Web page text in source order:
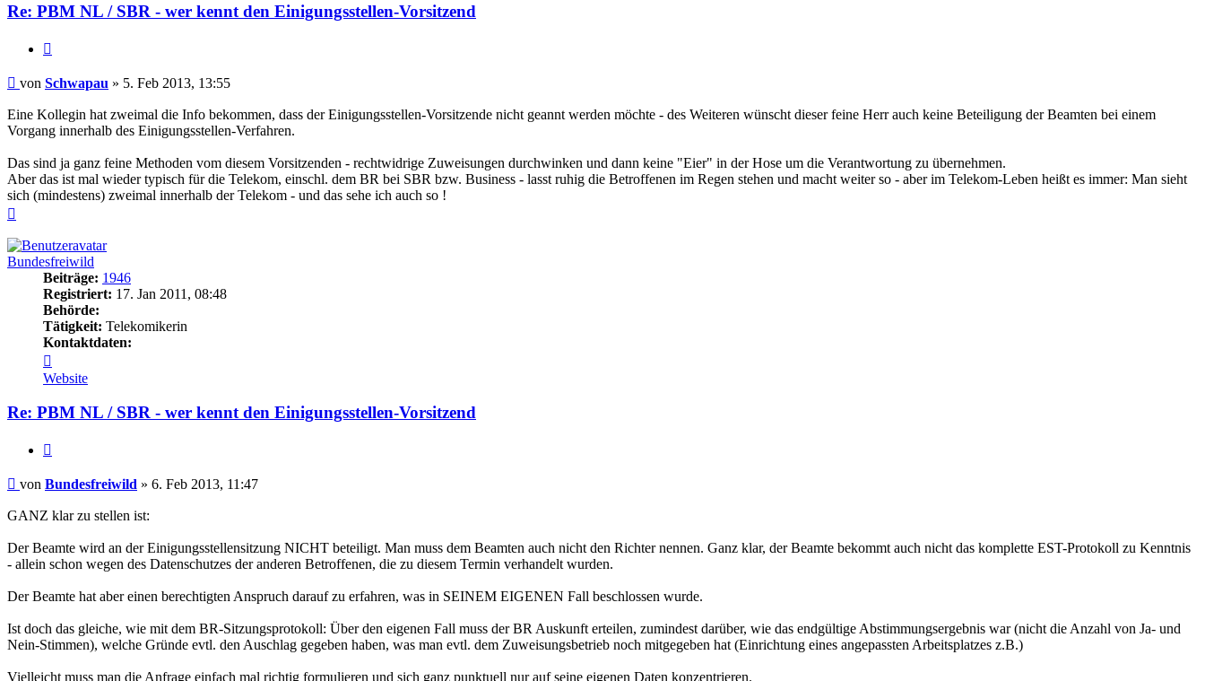
Re: PBM NL / SBR - wer kennt den Einigungsstellen-Vorsitzend
Beitrag
von Schwapau » 5. Feb 2013, 13:55
Eine Kollegin hat zweimal die Info bekommen, dass der Einigungsstellen-Vorsitzende nicht geannt werden möchte - des Weiteren wünscht dieser feine Herr auch keine Beteiligung der Beamten bei einem
Vorgang innerhalb des Einigungsstellen-Verfahren.
Das sind ja ganz feine Methoden vom diesem Vorsitzenden - rechtwidrige Zuweisungen durchwinken und dann keine "Eier" in der Hose um die Verantwortung zu übernehmen.
Aber das ist mal wieder typisch für die Telekom, einschl. dem BR bei SBR bzw. Business - lasst ruhig die Betroffenen im Regen stehen und macht weiter so - aber im Telekom-Leben heißt es immer: Man sieht
sich (mindestens) zweimal innerhalb der Telekom - und das sehe ich auch so !
Bundesfreiwild
Beiträge: 1946
Registriert: 17. Jan 2011, 08:48
Behörde:
Tätigkeit: Telekomikerin
Kontaktdaten:
von
Bundesfreiwild
Website
Re: PBM NL / SBR - wer kennt den Einigungsstellen-Vorsitzend
Beitrag
von Bundesfreiwild » 6. Feb 2013, 11:47
GANZ klar zu stellen ist:
Der Beamte wird an der Einigungsstellensitzung NICHT beteiligt. Man muss dem Beamten auch nicht den Richter nennen. Ganz klar, der Beamte bekommt auch nicht das komplette EST-Protokoll zu Kenntnis
- allein schon wegen des Datenschutzes der anderen Betroffenen, die zu diesem Termin verhandelt wurden.
Der Beamte hat aber einen berechtigten Anspruch darauf zu erfahren, was in SEINEM EIGENEN Fall beschlossen wurde.
Ist doch das gleiche, wie mit dem BR-Sitzungsprotokoll: Über den eigenen Fall muss der BR Auskunft erteilen, zumindest darüber, wie das endgültige Abstimmungsergebnis war (nicht die Anzahl von Ja- und
Nein-Stimmen), welche Gründe evtl. den Auschlag gegeben haben, was man evtl. dem Zuweisungsbetrieb noch mitgegeben hat (Einrichtung eines angepassten Arbeitsplatzes z.B.)
Vielleicht muss man die Anfrage einfach mal richtig formulieren und sich ganz punktuell nur auf seine eigenen Daten konzentrieren.